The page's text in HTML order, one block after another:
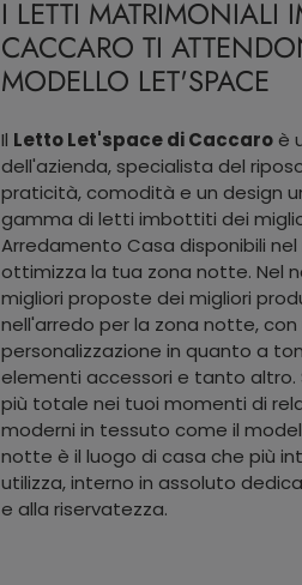
I LETTI MATRIMONIALI
CACCARO TI
MODELLO LET'SPACE
Il Letto Let'space di Caccaro è
dell'azienda, specialista del
praticità, comodità e un design
gamma di letti imbottiti dei
Arredamento Casa disponibili
ottimizza la tua zona notte. Nel
migliori proposte dei migliori
nell'arredo per la zona notte, con
personalizzazione in quanto a
elementi accessori e tanto altro.
più totale nei tuoi momenti di
moderni in tessuto come il
notte è il luogo di casa che più
utilizza, interno in assoluto
e alla riservatezza.